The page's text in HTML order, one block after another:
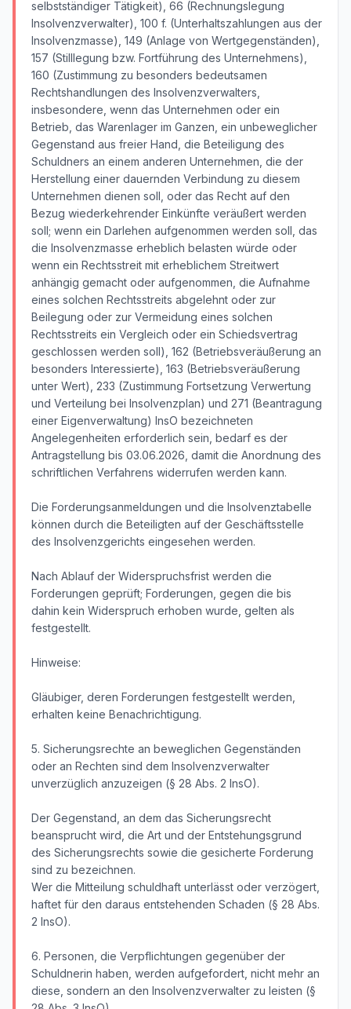
selbstständiger Tätigkeit), 66 (Rechnungslegung
Insolvenzverwalter), 100 f. (Unterhaltszahlungen aus der
Insolvenzmasse), 149 (Anlage von Wertgegenständen),
157 (Stilllegung bzw. Fortführung des Unternehmens),
160 (Zustimmung zu besonders bedeutsamen
Rechtshandlungen des Insolvenzverwalters,
insbesondere, wenn das Unternehmen oder ein
Betrieb, das Warenlager im Ganzen, ein unbeweglicher
Gegenstand aus freier Hand, die Beteiligung des
Schuldners an einem anderen Unternehmen, die der
Herstellung einer dauernden Verbindung zu diesem
Unternehmen dienen soll, oder das Recht auf den
Bezug wiederkehrender Einkünfte veräußert werden
soll; wenn ein Darlehen aufgenommen werden soll, das
die Insolvenzmasse erheblich belasten würde oder
wenn ein Rechtsstreit mit erheblichem Streitwert
anhängig gemacht oder aufgenommen, die Aufnahme
eines solchen Rechtsstreits abgelehnt oder zur
Beilegung oder zur Vermeidung eines solchen
Rechtsstreits ein Vergleich oder ein Schiedsvertrag
geschlossen werden soll), 162 (Betriebsveräußerung an
besonders Interessierte), 163 (Betriebsveräußerung
unter Wert), 233 (Zustimmung Fortsetzung Verwertung
und Verteilung bei Insolvenzplan) und 271 (Beantragung
einer Eigenverwaltung) InsO bezeichneten
Angelegenheiten erforderlich sein, bedarf es der
Antragstellung bis 03.06.2026, damit die Anordnung des
schriftlichen Verfahrens widerrufen werden kann.
Die Forderungsanmeldungen und die Insolvenztabelle
können durch die Beteiligten auf der Geschäftsstelle
des Insolvenzgerichts eingesehen werden.
Nach Ablauf der Widerspruchsfrist werden die
Forderungen geprüft; Forderungen, gegen die bis
dahin kein Widerspruch erhoben wurde, gelten als
festgestellt.
Hinweise:
Gläubiger, deren Forderungen festgestellt werden,
erhalten keine Benachrichtigung.
5. Sicherungsrechte an beweglichen Gegenständen
oder an Rechten sind dem Insolvenzverwalter
unverzüglich anzuzeigen (§ 28 Abs. 2 InsO).
Der Gegenstand, an dem das Sicherungsrecht
beansprucht wird, die Art und der Entstehungsgrund
des Sicherungsrechts sowie die gesicherte Forderung
sind zu bezeichnen.
Wer die Mitteilung schuldhaft unterlässt oder verzögert,
haftet für den daraus entstehenden Schaden (§ 28 Abs.
2 InsO).
6. Personen, die Verpflichtungen gegenüber der
Schuldnerin haben, werden aufgefordert, nicht mehr an
diese, sondern an den Insolvenzverwalter zu leisten (§